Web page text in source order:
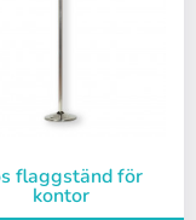
kontor